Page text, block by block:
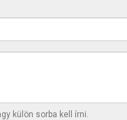
külön sorba kell írni.